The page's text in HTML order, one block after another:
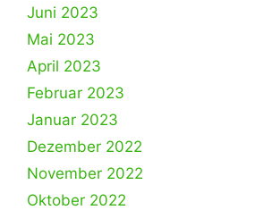
Juni 2023
Mai 2023
April 2023
Februar 2023
Januar 2023
Dezember 2022
November 2022
Oktober 2022